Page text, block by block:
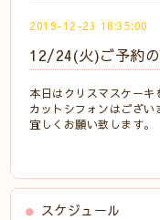
2019-12-23 18:35:00
12/24(火)ご予約
本日はクリスマスケーキ
カットシフォンはござい
宜しくお願い致します。
スケジュール